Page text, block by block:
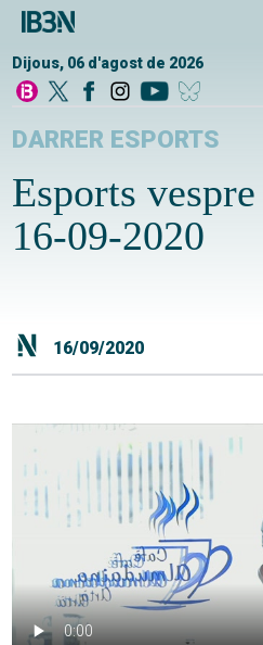
Dijous, 06 d'agost de 2026
DARRER ESPORTS
Esports
16-09-2020
16/09/2020